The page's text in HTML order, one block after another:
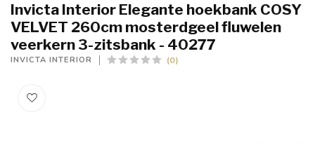
Invicta Interior Elegante hoekbank COSY
VELVET 260cm mosterdgeel fluwelen
veerkern 3-zitsbank - 40277
INVICTA INTERIOR (0)